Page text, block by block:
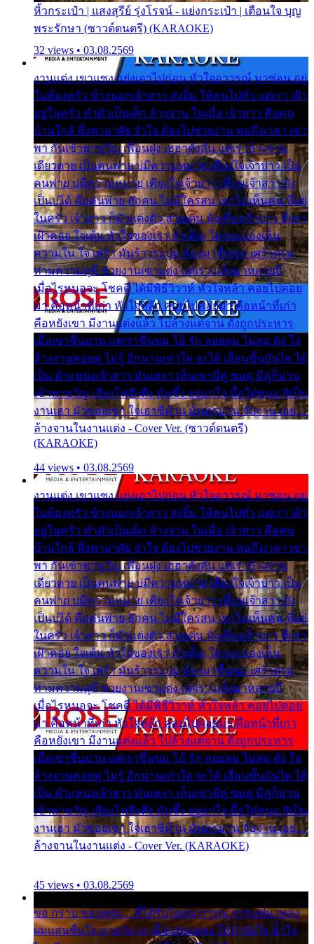
หิ้วกระเป๋า | แสงสุรีย์ รุ่งโรจน์ - แย่งกระเป๋า | เตือนใจ บุญ
พระรักษา (ซาวด์ดนตรี) (KARAOKE)
32 views • 03.08.2569
งานแต่ง เขาแซง แย่งเอาไปก่อน หัวใจอาวรณ์ มาซ่อน อยู่
ในห้องครัว ข้างนอกเจ้าสาว ส่งยิ้ม ให้คนไปทั่ว แต่เรา เฝ้า
อยู่ในครัว ทำตัวเป็นเด็ก ล้างจาน ในเมื่อ เจ้าสาว คือคน
บ้านใกล้ พึ่งพาอาศัย จำใจ ต้องไปช่วยงาน พอถึงเวลา เขา
พา กันเข้าพาขวัญ เพื่อนฝูง เฮฮาดังลั่น แต่เราล้างจาน
เดียวดาย เป็นคนพ่าย บ่มีความหมาย เคียงใจเจ้าบ่าว เป็น
คนพ่าย บ่มีความหมาย เคียงใจเจ้าบ่าว เพื่อนเจ้าสาว ยัง
เป็นบ่ได้ คือคนพ่าย ฮักคน ไม่มีใครสน เขาไม่เห็นคน ที่อยู่
ในครัว เจ้าสาว ก็มัวแต่งตัว สวยเด่น นั่งเคียงเจ้าบ่าว ที่เขา
เฝ้าคอย ใจเต้น หัวใจของเรา ลำเค็ญ ใครจะมองเห็น
ความใน ใจ เศร้า มันร้าวระบม ต้องมาขื่นขม เศร้าตรม
ท่ามความสุขี ช่วยงานเขาแต่ง แต่เรา แล้งมาหลายปี
เมื่อไรหนอจะ โชคดี ได้มีพิธีวิวาห์ หัวใจหล้า คอยไปคอย
มา คือหน้าที่เก่า หัวใจหล้า คอยไปคอยมา คือหน้าที่เก่า
คือหยังเขา มีงานแต่งแล้ว ไปล้างแต่จาน ดั่งถูกประหาร
เมื่อเขาชื่นบาน แต่เราขื่นขม โอ้ รัก ลอยลม ไม่สม ดัง ใจ
ล้างจานคอยคู่ ไม่รู้ อีกนานเท่าใด จะได้ เลื่อนขั้นบันได ได้
เป็น ตำแหน่งเจ้าสาว มันเหงา เห็นเขามีคู่ ซมดู มีคู่ก็ม่วน
เข้าพาขวัญ เสียงโห่ตึงตึง มันซึ้ง อยู่แก่ใจ มื้อใด๋หนอ สิเป็น
งานเฮา มัวซอยเขา ใจเฮาซิด้าน มันทรมาน จับจาน เอย…
ล้างจานในงานแต่ง - Cover Ver. (ซาวด์ดนตรี)
(KARAOKE)
44 views • 03.08.2569
งานแต่ง เขาแซง แย่งเอาไปก่อน หัวใจอาวรณ์ มาซ่อน อยู่
ในห้องครัว ข้างนอกเจ้าสาว ส่งยิ้ม ให้คนไปทั่ว แต่เรา เฝ้า
อยู่ในครัว ทำตัวเป็นเด็ก ล้างจาน ในเมื่อ เจ้าสาว คือคน
บ้านใกล้ พึ่งพาอาศัย จำใจ ต้องไปช่วยงาน พอถึงเวลา เขา
พา กันเข้าพาขวัญ เพื่อนฝูง เฮฮาดังลั่น แต่เราล้างจาน
เดียวดาย เป็นคนพ่าย บ่มีความหมาย เคียงใจเจ้าบ่าว เป็น
คนพ่าย บ่มีความหมาย เคียงใจเจ้าบ่าว เพื่อนเจ้าสาว ยัง
เป็นบ่ได้ คือคนพ่าย ฮักคน ไม่มีใครสน เขาไม่เห็นคน ที่อยู่
ในครัว เจ้าสาว ก็มัวแต่งตัว สวยเด่น นั่งเคียงเจ้าบ่าว ที่เขา
เฝ้าคอย ใจเต้น หัวใจของเรา ลำเค็ญ ใครจะมองเห็น
ความใน ใจ เศร้า มันร้าวระบม ต้องมาขื่นขม เศร้าตรม
ท่ามความสุขี ช่วยงานเขาแต่ง แต่เรา แล้งมาหลายปี
เมื่อไรหนอจะ โชคดี ได้มีพิธีวิวาห์ หัวใจหล้า คอยไปคอย
มา คือหน้าที่เก่า หัวใจหล้า คอยไปคอยมา คือหน้าที่เก่า
คือหยังเขา มีงานแต่งแล้ว ไปล้างแต่จาน ดั่งถูกประหาร
เมื่อเขาชื่นบาน แต่เราขื่นขม โอ้ รัก ลอยลม ไม่สม ดัง ใจ
ล้างจานคอยคู่ ไม่รู้ อีกนานเท่าใด จะได้ เลื่อนขั้นบันได ได้
เป็น ตำแหน่งเจ้าสาว มันเหงา เห็นเขามีคู่ ซมดู มีคู่ก็ม่วน
เข้าพาขวัญ เสียงโห่ตึงตึง มันซึ้ง อยู่แก่ใจ มื้อใด๋หนอ สิเป็น
งานเฮา มัวซอยเขา ใจเฮาซิด้าน มันทรมาน จับจาน เอย…
ล้างจานในงานแต่ง - Cover Ver. (KARAOKE)
45 views • 03.08.2569
ขอ กราบ ขอบคุณ.... ที่ได้รับไออุ่น การุณ จากแฟน เพลง
ผมแสนชื่นใจ หายวังเวง เมื่อแฟนเพลง ให้กำลังใจ น้ำใจ